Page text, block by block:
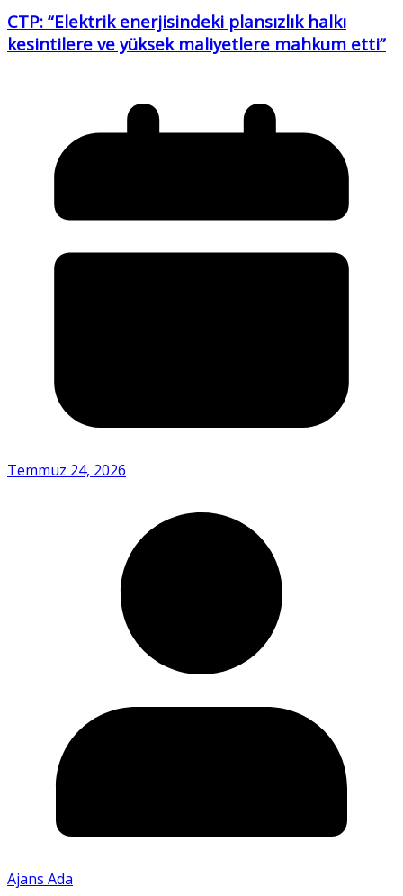
CTP: “Elektrik enerjisindeki plansızlık halkı
kesintilere ve yüksek maliyetlere mahkum etti”
Temmuz 24, 2026
Ajans Ada